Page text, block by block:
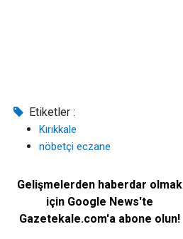
Etiketler :
Kırıkkale
nöbetçi eczane
Gelişmelerden haberdar olmak
için Google News'te
Gazetekale.com'a abone olun!